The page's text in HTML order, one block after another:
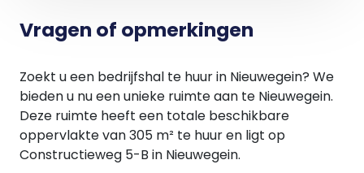
de Statistiek (CBS).
3 (drie) jaar.
Betalingen
Huur en servicekosten inclusief BTW per maand
vooruit.
Vragen of opmerkingen
Zoekt u een bedrijfshal te huur in Nieuwegein? We
bieden u nu een unieke ruimte aan te Nieuwegein.
Deze ruimte heeft een totale beschikbare
oppervlakte van 305 m² te huur en ligt op
Constructieweg 5-B in Nieuwegein.